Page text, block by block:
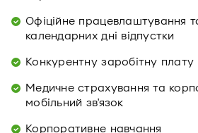
Офіційне працевлаштування
календарних дні відпустки
Конкурентну заробітну плату
Медичне страхування та
мобільний зв'язок
Корпоративне навчання